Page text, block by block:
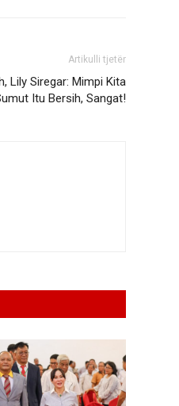
Artikulli tjetër
Lily Siregar: Mimpi Kita
Itu Bersih, Sangat!